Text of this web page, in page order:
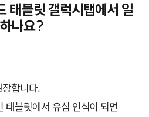
태블릿 갤럭시탭에서 일
나요?
합니다.
태블릿에서 유심 인식이 되면